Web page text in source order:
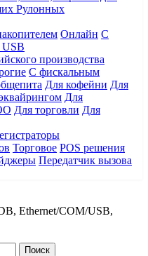
Рулонных
Онлайн С
производства
С фискальным
Для кофейни Для
Для
Для торговли Для
Торговое POS решения
Передатчик вызова
Ethernet/COM/USB,